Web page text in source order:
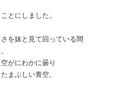
とにしました。
を妹と見て回っている間
がにわかに曇り
まぶしい青空。